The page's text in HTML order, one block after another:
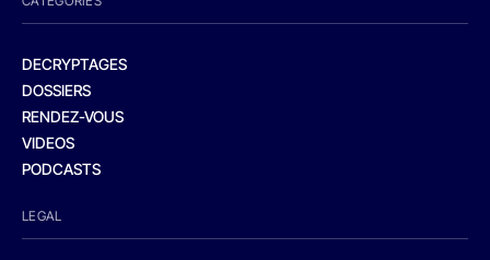
DECRYPTAGES
DOSSIERS
RENDEZ-VOUS
VIDEOS
PODCASTS
LEGAL